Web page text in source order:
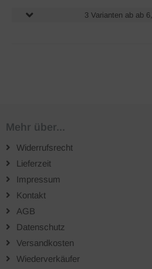
3 Varianten ab ab
Mehr über...
Widerrufsrecht
Lieferzeit
Impressum
Kontakt
AGB
Datenschutz
Versandkosten
Wiederverkäufer